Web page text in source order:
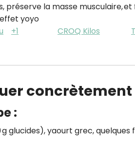
préserve la masse musculaire, et
yoyo
+1 CROQ Kilos
concrètement
:
g glucides), yaourt grec,